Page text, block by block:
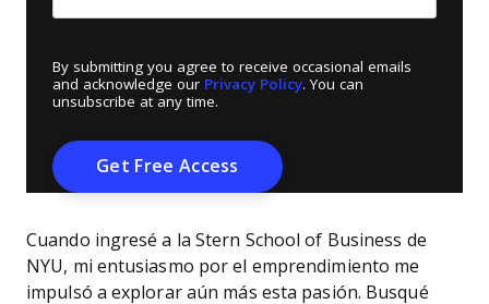
By submitting you agree to receive occasional emails
and acknowledge our Privacy Policy. You can
unsubscribe at any time.
Cuando ingresé a la Stern School of Business de
NYU, mi entusiasmo por el emprendimiento me
impulsó a explorar aún más esta pasión. Busqué